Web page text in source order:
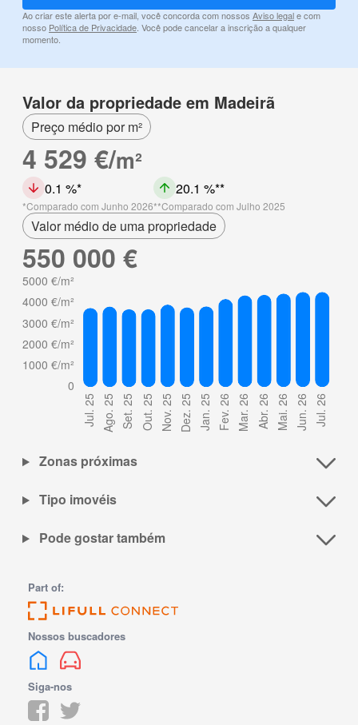
Ao criar este alerta por e-mail, você concorda com nossos Aviso legale com
nosso Política de Privacidade. Você pode cancelar a inscrição a qualquer
momento.
Valor da propriedade em Madeirã
Preço médio por m²
4 529 €/m²
0.1 %
Comparado com Junho 2026
20.1 %
Comparado com Julho 2025
Valor médio de uma propriedade
550 000 €
Zonas próximas
Tipo imovéis
Pode gostar também
Part of:
Nossos buscadores
Siga-nos